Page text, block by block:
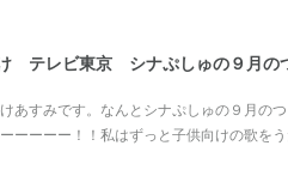
テレビ東京 シナぷしゅの９月の
あすみです。なんとシナぷしゅの９月の
ーーーー！！私はずっと子供向けの歌を